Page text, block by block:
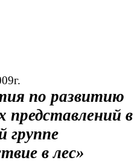
по развитию
в
группе
в лес»